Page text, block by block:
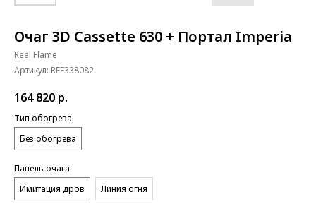
Очаг 3D Cassette 630 + Портал Imperia
Real Flame
Артикул: REF338082
164 820 р.
Тип обогрева
Без обогрева
Панель очага
Имитация дров
Линия огня